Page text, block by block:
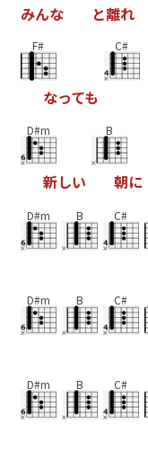
みんな と離れ
F#
なっても
C#
D#m
新しい
B
朝に
D#m B C#
D#m B C#
D#m B C#